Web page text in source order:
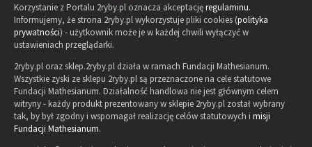
Korzystanie z Portalu 2ryby.pl oznacza akceptacjęregulaminu.
Informujemy, że strona 2ryby.pl wykorzystuje pliki cookies (polityka
prywatności) - użytkownik może je w każdej chwili wyłączyć w
ustawieniach przeglądarki.
2ryby.pl oraz sklep.2ryby.pl działa w ramach Fundacji Mathesianum.
Wszystkie zyski ze sklepu 2ryby.pl są przeznaczone na cele statutowe
Fundacji Mathesianum. Działalność handlowa nie jest głównym celem
witryny - każdy produkt prezentowany w sklepie 2ryby.pl został wybrany
tak, by był zgodny i wspomagał realizację celów statutowych i misji
Fundacji Mathesianum.